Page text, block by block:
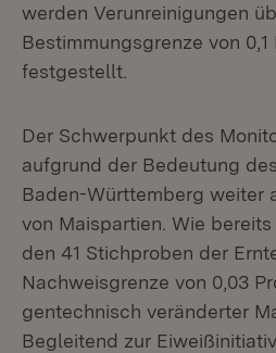
werden Verunreinigungen
Bestimmungsgrenze von
festgestellt.
Der Schwerpunkt des
aufgrund der Bedeutung
Baden-Württemberg weiter
von Maispartien. Wie
den 41 Stichproben der
Nachweisgrenze von 0,03
gentechnisch veränderter
Begleitend zur